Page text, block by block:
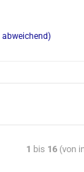
1 bis 16 (von